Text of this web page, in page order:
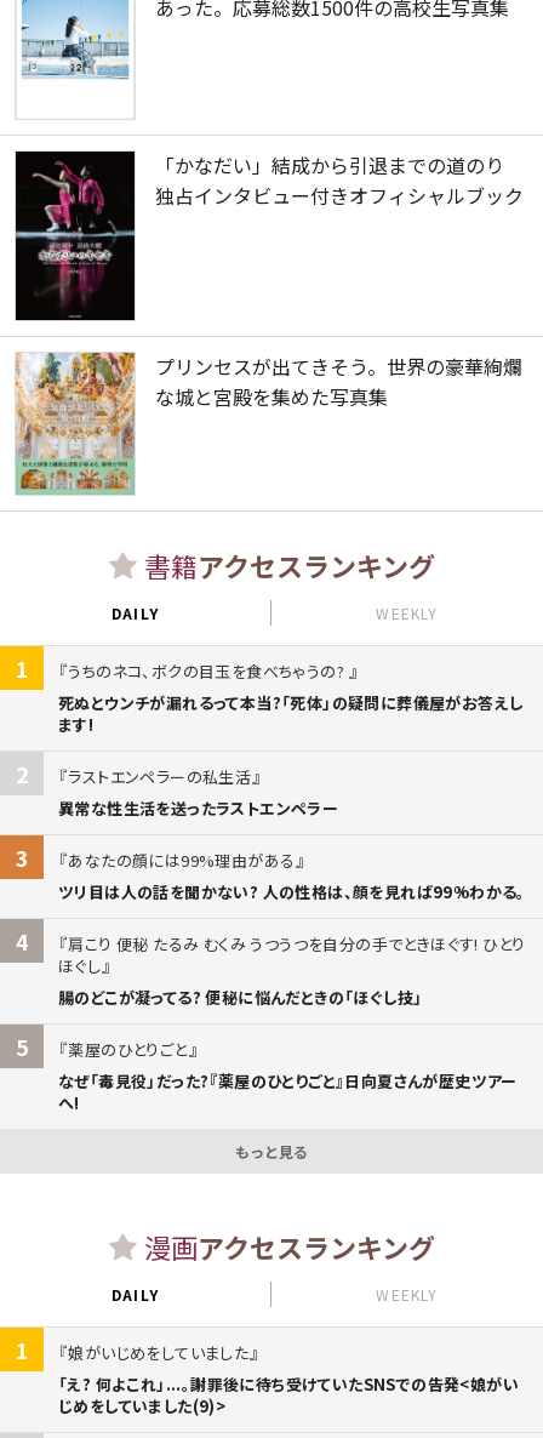
あった。応募総数1500件の高校生写真集
「かなだい」結成から引退までの道のり
独占インタビュー付きオフィシャルブック
プリンセスが出てきそう。世界の豪華絢爛
な城と宮殿を集めた写真集
書籍アクセスランキング
DAILY WEEKLY
1
うちのネコ、ボクの目玉を食べちゃうの?
死ぬとウンチが漏れるって本当?「死体」の疑問に葬儀屋がお答えし
ます!
2
ラストエンペラーの私生活
異常な性生活を送ったラストエンペラー
3
あなたの顔には99%理由がある
ツリ目は人の話を聞かない? 人の性格は、顔を見れば99%わかる。
4
肩こり 便秘 たるみ むくみ うつうつを自分の手でときほぐす! ひとり
ほぐし
腸のどこが凝ってる? 便秘に悩んだときの「ほぐし技」
5
薬屋のひとりごと
なぜ「毒見役」だった?『薬屋のひとりごと』日向夏さんが歴史ツアー
へ!
もっと見る
漫画アクセスランキング
DAILY WEEKLY
1
娘がいじめをしていました
「え? 何よこれ」...。謝罪後に待ち受けていたSNSでの告発<娘がい
じめをしていました(9)>